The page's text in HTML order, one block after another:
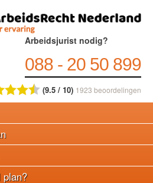
Arbeidsjurist nodig?
088 - 20 50 899
(9.5 / 10) 1923 beoordelingen
plan?